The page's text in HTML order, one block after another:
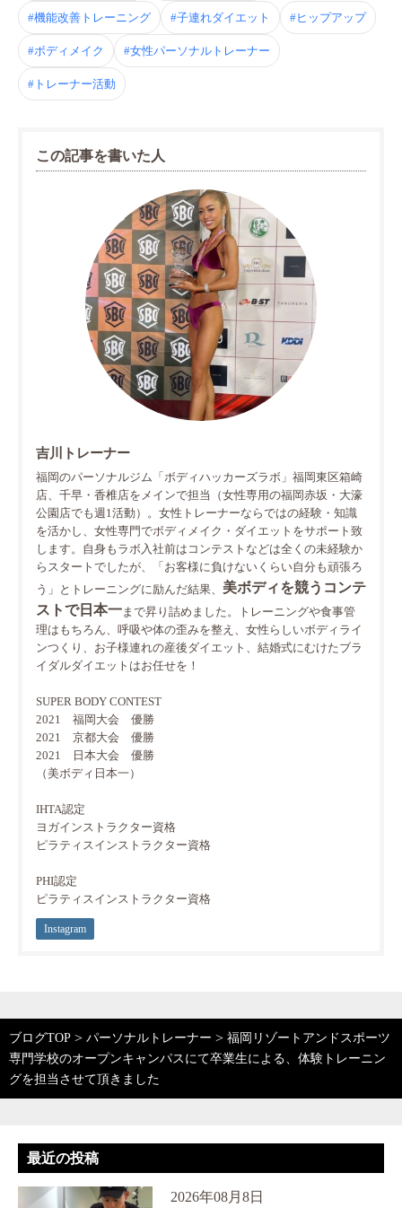
#機能改善トレーニング #子連れダイエット #ヒップアップ
#ボディメイク #女性パーソナルトレーナー
#トレーナー活動
この記事を書いた人
吉川トレーナー
福岡のパーソナルジム「ボディハッカーズラボ」福岡東区箱崎
店、千早・香椎店をメインで担当（女性専用の福岡赤坂・大濠
公園店でも週1活動）。女性トレーナーならではの経験・知識
を活かし、女性専門でボディメイク・ダイエットをサポート致
します。自身もラボ入社前はコンテストなどは全くの未経験か
らスタートでしたが、「お客様に負けないくらい自分も頑張ろ
う」とトレーニングに励んだ結果、 美ボディを競うコンテ
ストで日本一 まで昇り詰めました。トレーニングや食事管
理はもちろん、呼吸や体の歪みを整え、女性らしいボディライ
ンつくり、お子様連れの産後ダイエット、結婚式にむけたブラ
イダルダイエットはお任せを！
SUPER BODY CONTEST
2021 福岡大会 優勝
2021 京都大会 優勝
2021 日本大会 優勝
（美ボディ日本一）
IHTA認定
ヨガインストラクター資格
ピラティスインストラクター資格
PHI認定
ピラティスインストラクター資格
Instagram
ブログTOP > パーソナルトレーナー > 福岡リゾートアンドスポーツ
専門学校のオープンキャンパスにて卒業生による、体験トレーニン
グを担当させて頂きました
最近の投稿
2026年08月8日